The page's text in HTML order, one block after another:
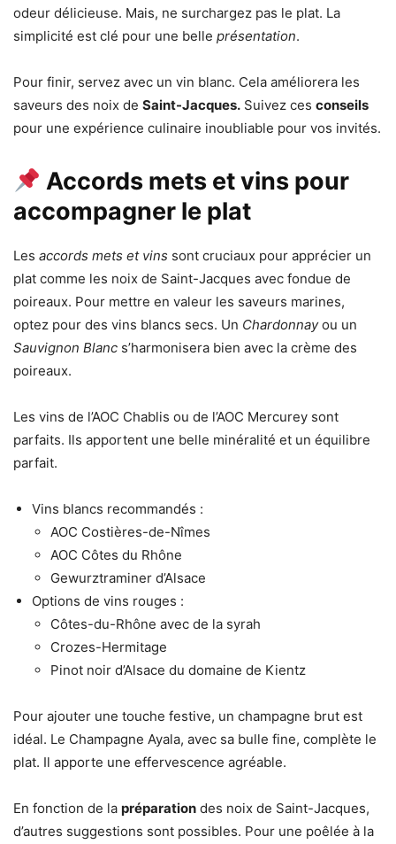
odeur délicieuse. Mais, ne surchargez pas le plat. La
simplicité est clé pour une belle présentation.
Pour finir, servez avec un vin blanc. Cela améliorera les
saveurs des noix de Saint-Jacques. Suivez ces conseils
pour une expérience culinaire inoubliable pour vos invités.
Accords mets et vins pour
accompagner le plat
Les accords mets et vins sont cruciaux pour apprécier un
plat comme les noix de Saint-Jacques avec fondue de
poireaux. Pour mettre en valeur les saveurs marines,
optez pour des vins blancs secs. Un Chardonnayou un
Sauvignon Blanc s’harmonisera bien avec la crème des
poireaux.
Les vins de l’AOC Chablis ou de l’AOC Mercurey sont
parfaits. Ils apportent une belle minéralité et un équilibre
parfait.
Vins blancs recommandés :
AOC Costières-de-Nîmes
AOC Côtes du Rhône
Gewurztraminer d’Alsace
Options de vins rouges :
Côtes-du-Rhône avec de la syrah
Crozes-Hermitage
Pinot noir d’Alsace du domaine de Kientz
Pour ajouter une touche festive, un champagne brut est
idéal. Le Champagne Ayala, avec sa bulle fine, complète le
plat. Il apporte une effervescence agréable.
En fonction de la préparation des noix de Saint-Jacques,
d’autres suggestions sont possibles. Pour une poêlée à la